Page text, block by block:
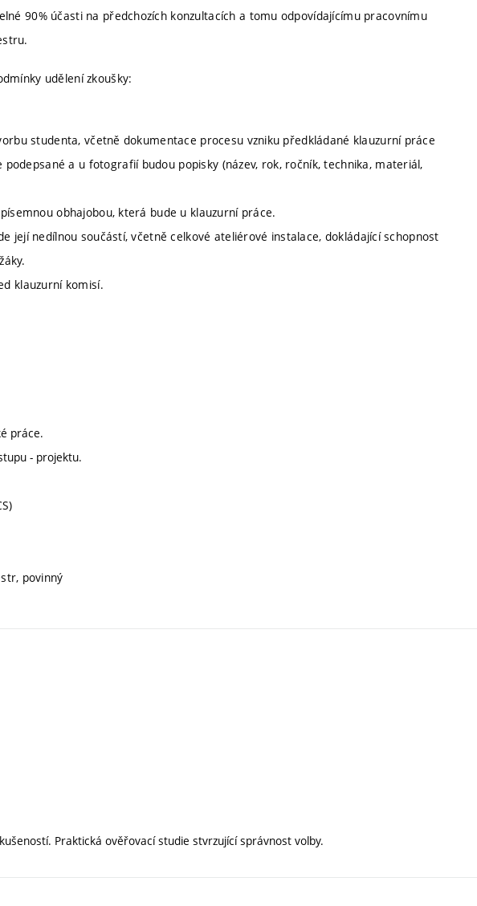
90% účasti na předchozích konzultacích a tomu odpovídajícímu pracovnímu
udělení zkoušky:
studenta, včetně dokumentace procesu vzniku předkládané klauzurní práce
a u fotografií budou popisky (název, rok, ročník, technika, materiál,
obhajobou, která bude u klauzurní práce.
její nedílnou součástí, včetně celkové ateliérové instalace, dokládající schopnost
klauzurní komisí.
práce.
- projektu.
povinný
Praktická ověřovací studie stvrzující správnost volby.